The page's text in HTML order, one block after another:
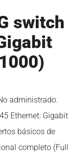
switch
administrado.
Ethernet: Gigabit
básicos de
completo (Full